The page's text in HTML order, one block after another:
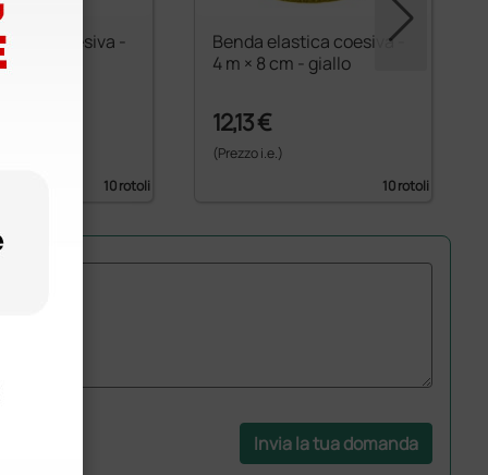
coesiva -
- rosso
10 rotoli
Benda elastica coesiva -
4 m × 8 cm - giallo
12,13 €
(Prezzo i.e.)
10 rotoli
Invia la tua domanda